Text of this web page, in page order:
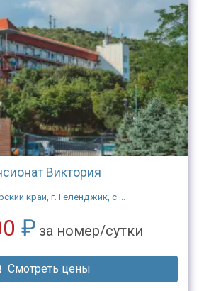
Виктория
край, г. Геленджик, с ...
₽ за номер/сутки
Смотреть цены